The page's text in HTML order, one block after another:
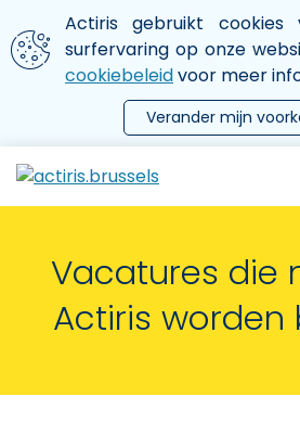
Aller au contenu principal
We gebruiken cookies
Actiris gebruikt
surfervaring op onze
cookiebeleidvoor meer
Verander mijn
le menu
Vacatures die
Actiris worden